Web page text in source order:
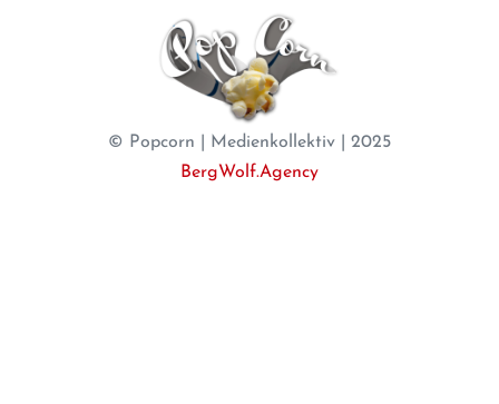
© Popcorn | Medienkollektiv | 2025
BergWolf.Agency